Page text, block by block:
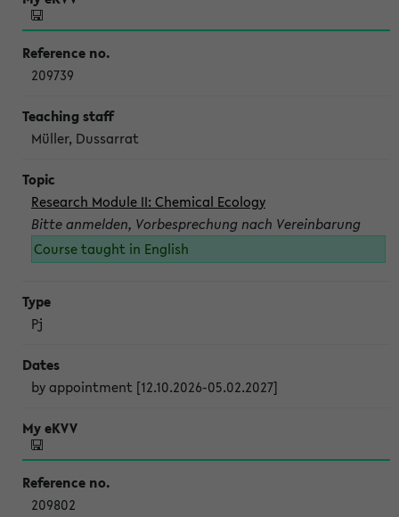
209739
Müller, Dussarrat
Research Module II: Chemical Ecology
Bitte anmelden, Vorbesprechung nach Vereinbarung
Course taught in English
Pj
by appointment [12.10.2026-05.02.2027]
209802